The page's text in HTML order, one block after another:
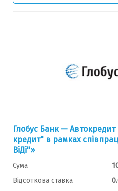
Глобус Банк —
кредит" в рамках
ВіДі"»
Сума
Відсоткова ставка